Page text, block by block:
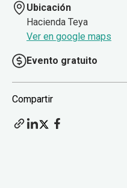
Ubicación
Hacienda Teya
Ver en google maps
Evento gratuito
Compartir